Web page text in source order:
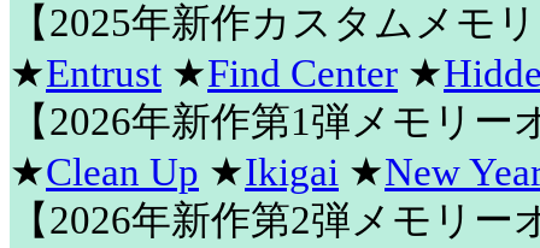
【2025年新作カスタムメモ
★Entrust ★Find Center ★
【2026年新作第1弾メモリー
★Clean Up ★Ikigai ★New
【2026年新作第2弾メモリー